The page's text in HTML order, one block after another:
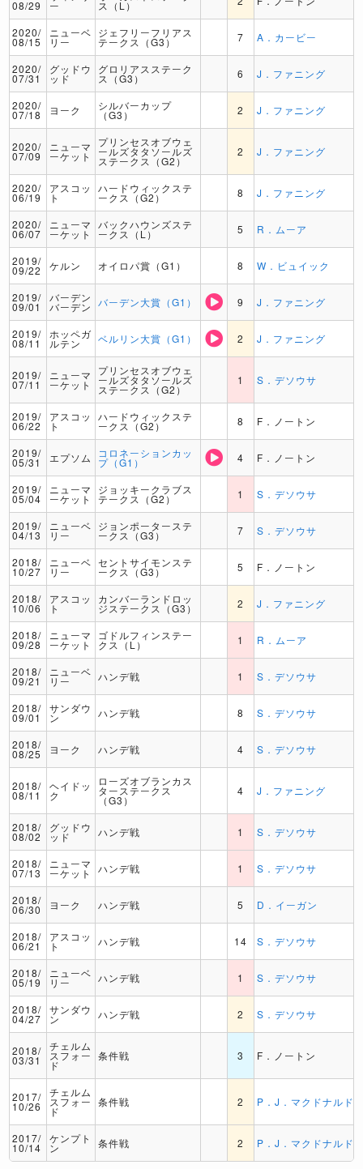
08/29 ー ス（L）
2020/
08/15
ニューベ
リー
ジェフリーフリアス
テークス（G3） 7 A．カービー
2020/
07/31
グッドウ
ッド
グロリアスステーク
ス（G3） 6 J．ファニング
2020/
07/18 ヨーク シルバーカップ
（G3） 2 J．ファニング
2020/
07/09
ニューマ
ーケット
プリンセスオブウェ
ールズタタソールズ
ステークス（G2）
2 J．ファニング
2020/
06/19
アスコッ
ト
ハードウィックステ
ークス（G2） 8 J．ファニング
2020/
06/07
ニューマ
ーケット
バックハウンズステ
ークス（L） 5 R．ムーア
2019/
09/22 ケルン オイロパ賞（G1） 8 W．ビュイック
2019/
09/01
バーデン
バーデン バーデン大賞（G1） 9 J．ファニング
2019/
08/11
ホッペガ
ルテン ベルリン大賞（G1） 2 J．ファニング
2019/
07/11
ニューマ
ーケット
プリンセスオブウェ
ールズタタソールズ
ステークス（G2）
1 S．デソウサ
2019/
06/22
アスコッ
ト
ハードウィックステ
ークス（G2） 8 F．ノートン
2019/
05/31 エプソム コロネーションカッ
プ（G1） 4 F．ノートン
2019/
05/04
ニューマ
ーケット
ジョッキークラブス
テークス（G2） 1 S．デソウサ
2019/
04/13
ニューベ
リー
ジョンポーターステ
ークス（G3） 7 S．デソウサ
2018/
10/27
ニューベ
リー
セントサイモンステ
ークス（G3） 5 F．ノートン
2018/
10/06
アスコッ
ト
カンバーランドロッ
ジステークス（G3） 2 J．ファニング
2018/
09/28
ニューマ
ーケット
ゴドルフィンステー
クス（L） 1 R．ムーア
2018/
09/21
ニューベ
リー ハンデ戦 1 S．デソウサ
2018/
09/01
サンダウ
ン ハンデ戦 8 S．デソウサ
2018/
08/25 ヨーク ハンデ戦 4 S．デソウサ
2018/
08/11
ヘイドッ
ク
ローズオブランカス
ターステークス
（G3）
4 J．ファニング
2018/
08/02
グッドウ
ッド ハンデ戦 1 S．デソウサ
2018/
07/13
ニューマ
ーケット ハンデ戦 1 S．デソウサ
2018/
06/30 ヨーク ハンデ戦 5 D．イーガン
2018/
06/21
アスコッ
ト ハンデ戦 14 S．デソウサ
2018/
05/19
ニューベ
リー ハンデ戦 1 S．デソウサ
2018/
04/27
サンダウ
ン ハンデ戦 2 S．デソウサ
2018/
03/31
チェルム
スフォー
ド
条件戦 3 F．ノートン
2017/
10/26
チェルム
スフォー
ド
条件戦 2 P．J．マクドナルド
2017/
10/14
ケンプト
ン 条件戦 2 P．J．マクドナルド